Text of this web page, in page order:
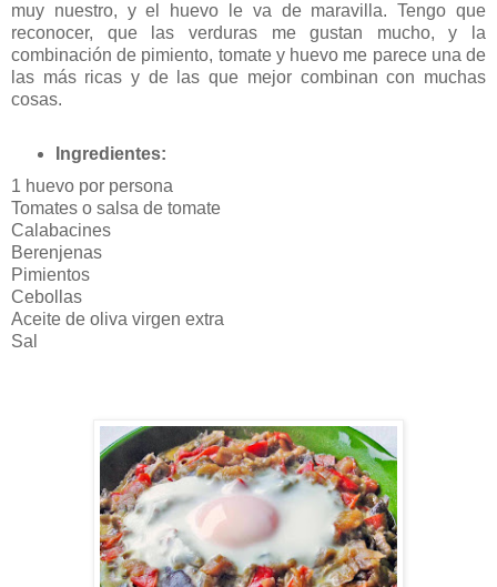
muy nuestro, y el huevo le va de maravilla. Tengo que
reconocer, que las verduras me gustan mucho, y la
combinación de pimiento, tomate y huevo me parece una de
las más ricas y de las que mejor combinan con muchas
cosas.
Ingredientes:
1 huevo por persona
Tomates o salsa de tomate
Calabacines
Berenjenas
Pimientos
Cebollas
Aceite de oliva virgen extra
Sal